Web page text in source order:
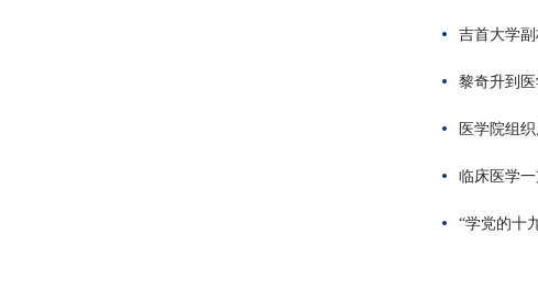
吉首大学
黎奇升到
医学院组
临床医学
“学党的十